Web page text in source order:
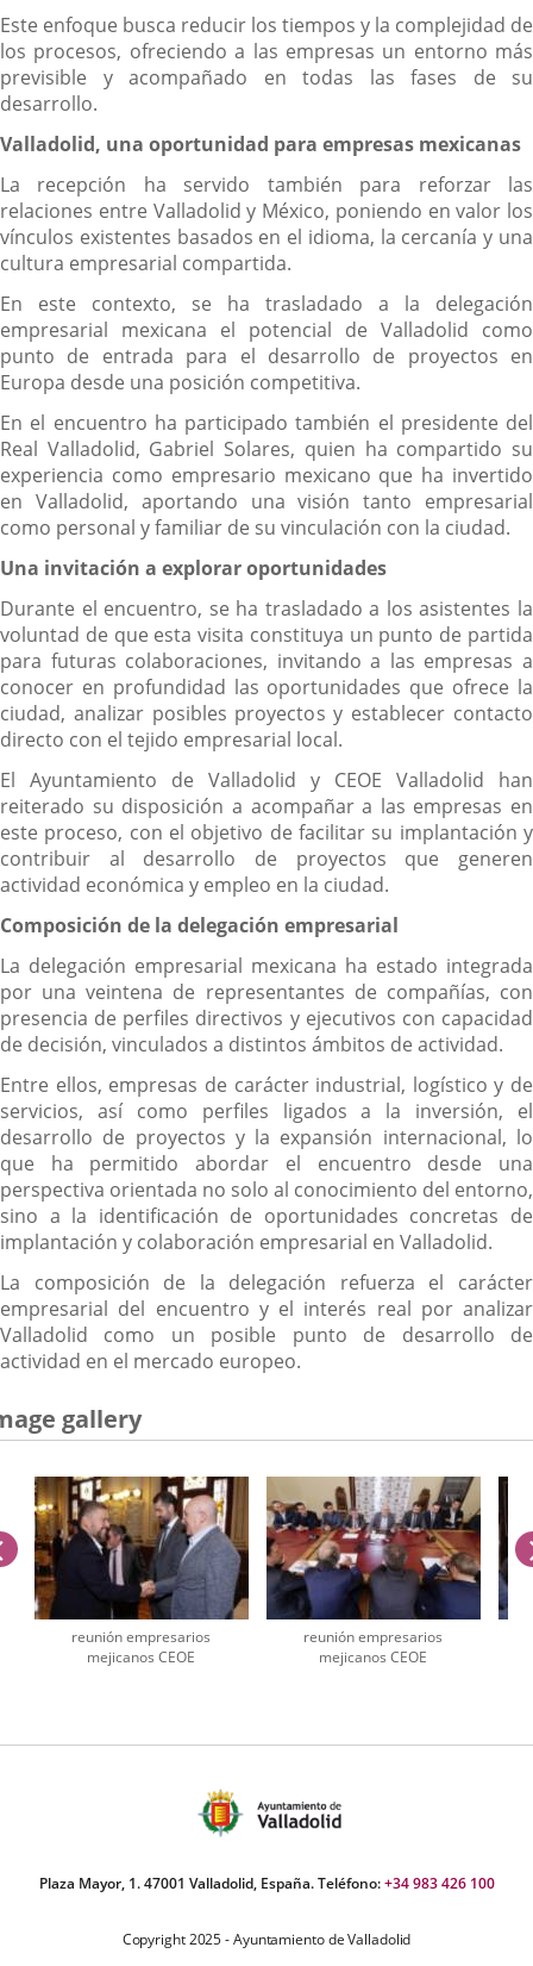
Este enfoque busca reducir los tiempos y la complejidad de
los procesos, ofreciendo a las empresas un entorno más
previsible y acompañado en todas las fases de su
desarrollo.
Valladolid, una oportunidad para empresas mexicanas
La recepción ha servido también para reforzar las
relaciones entre Valladolid y México, poniendo en valor los
vínculos existentes basados en el idioma, la cercanía y una
cultura empresarial compartida.
En este contexto, se ha trasladado a la delegación
empresarial mexicana el potencial de Valladolid como
punto de entrada para el desarrollo de proyectos en
Europa desde una posición competitiva.
En el encuentro ha participado también el presidente del
Real Valladolid, Gabriel Solares, quien ha compartido su
experiencia como empresario mexicano que ha invertido
en Valladolid, aportando una visión tanto empresarial
como personal y familiar de su vinculación con la ciudad.
Una invitación a explorar oportunidades
Durante el encuentro, se ha trasladado a los asistentes la
voluntad de que esta visita constituya un punto de partida
para futuras colaboraciones, invitando a las empresas a
conocer en profundidad las oportunidades que ofrece la
ciudad, analizar posibles proyectos y establecer contacto
directo con el tejido empresarial local.
El Ayuntamiento de Valladolid y CEOE Valladolid han
reiterado su disposición a acompañar a las empresas en
este proceso, con el objetivo de facilitar su implantación y
contribuir al desarrollo de proyectos que generen
actividad económica y empleo en la ciudad.
Composición de la delegación empresarial
La delegación empresarial mexicana ha estado integrada
por una veintena de representantes de compañías, con
presencia de perfiles directivos y ejecutivos con capacidad
de decisión, vinculados a distintos ámbitos de actividad.
Entre ellos, empresas de carácter industrial, logístico y de
servicios, así como perfiles ligados a la inversión, el
desarrollo de proyectos y la expansión internacional, lo
que ha permitido abordar el encuentro desde una
perspectiva orientada no solo al conocimiento del entorno,
sino a la identificación de oportunidades concretas de
implantación y colaboración empresarial en Valladolid.
La composición de la delegación refuerza el carácter
empresarial del encuentro y el interés real por analizar
Valladolid como un posible punto de desarrollo de
actividad en el mercado europeo.
gallery
reunión empresarios
mejicanos CEOE
reunión empresarios
mejicanos CEOE
previus
Plaza Mayor, 1. 47001 Valladolid, España. Teléfono:+34 983 426 100
Copyright 2025 - Ayuntamiento de Valladolid